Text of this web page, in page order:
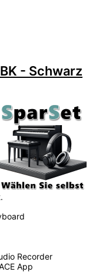
noch keine
- Schwarz
Recorder
App